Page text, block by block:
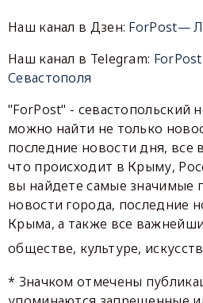
Наш канал в Дзен: ForPost—
Наш канал в Telegram:
Севастополя
"ForPost" - севастопольский
можно найти не только
последние новости дня, все
что происходит в Крыму,
вы найдете самые значимые
новости города, последние
Крыма, а также все
обществе, культуре,
* Значком отмечены